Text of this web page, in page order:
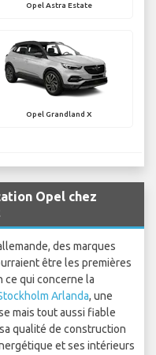
Opel Astra Estate
Opel Grandland X
Opel chez
des marques
être les premières
ce qui concerne la
Arlanda, une
mais tout aussi fiable
qualité de construction
et ses intérieurs